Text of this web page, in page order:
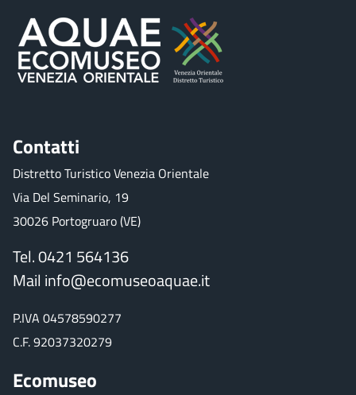
Contatti
Distretto Turistico Venezia Orientale
Via Del Seminario, 19
30026 Portogruaro (VE)
Tel. 0421 564136
Mail info@ecomuseoaquae.it
P.IVA 04578590277
C.F. 92037320279
Ecomuseo